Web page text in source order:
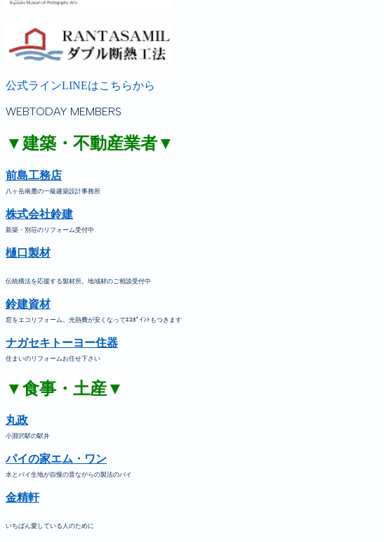
公式ラインLINEはこちらから
WEBTODAY MEMBERS
▼建築・不動産業者▼
前島工務店
八ヶ岳南麓の一級建築設計事務所
株式会社鈴建
新築・別荘のリフォーム受付中
樋口製材
伝統構法を応援する製材所。地域材のご相談受付中
鈴建資材
窓をエコリフォーム。光熱費が安くなってｴｺﾎﾟｲﾝﾄもつきます
ナガセキトーヨー住器
住まいのリフォームお任せ下さい
▼食事・土産▼
丸政
小淵沢駅の駅弁
パイの家エム・ワン
水とパイ生地が自慢の昔ながらの製法のパイ
金精軒
いちばん愛している人のために